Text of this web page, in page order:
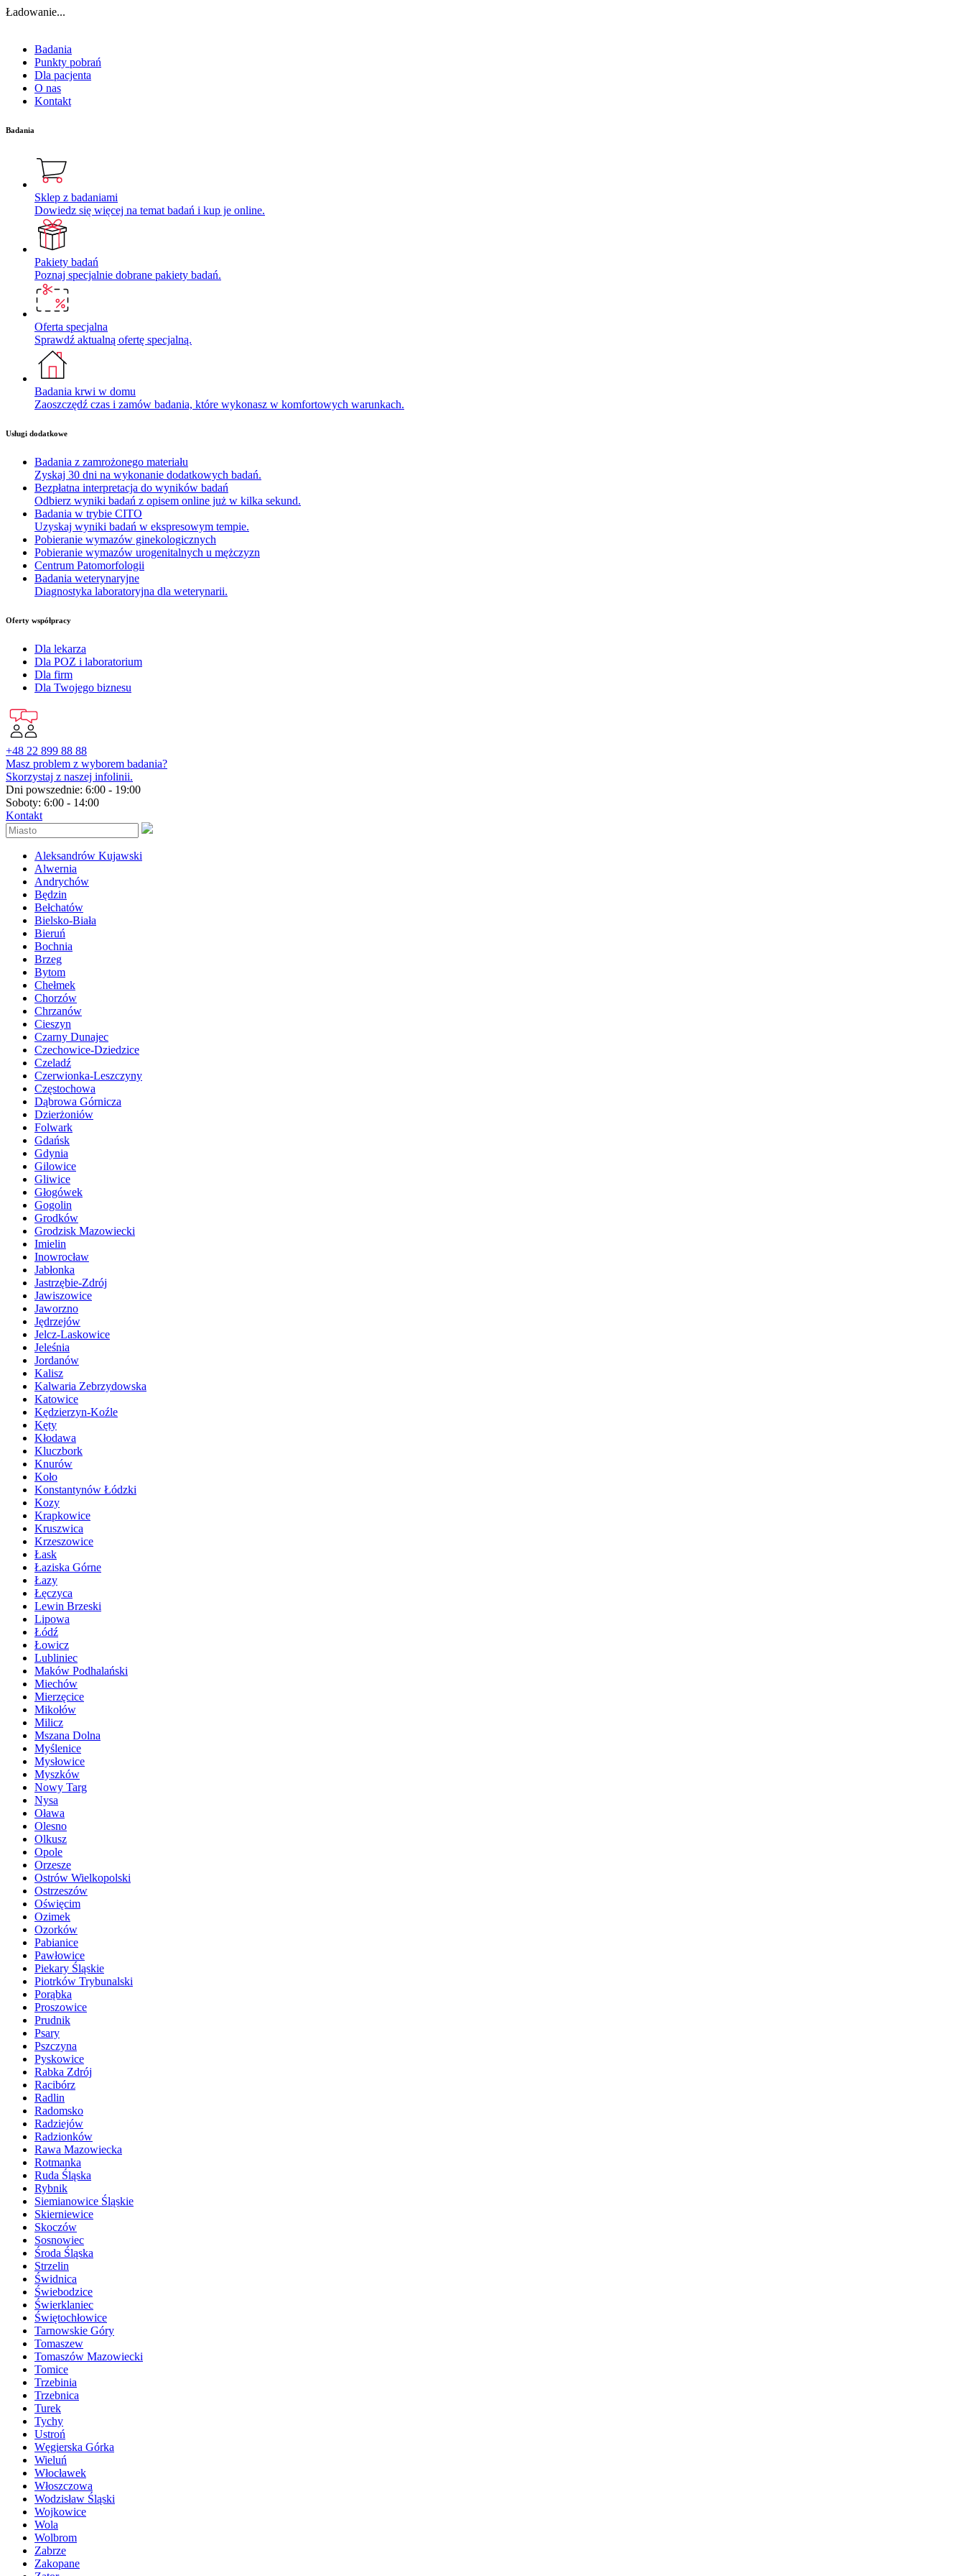
Ładowanie...
Badania
Punkty pobrań
Dla pacjenta
O nas
Kontakt
Badania
Sklep z badaniami
Dowiedz się więcej na temat badań i kup je online.
Pakiety badań
Poznaj specjalnie dobrane pakiety badań.
Oferta specjalna
Sprawdź aktualną ofertę specjalną.
Badania krwi w domu
Zaoszczędź czas i zamów badania, które wykonasz w komfortowych warunkach.
Usługi dodatkowe
Badania z zamrożonego materiału
Zyskaj 30 dni na wykonanie dodatkowych badań.
Bezpłatna interpretacja do wyników badań
Odbierz wyniki badań z opisem online już w kilka sekund.
Badania w trybie CITO
Uzyskaj wyniki badań w ekspresowym tempie.
Pobieranie wymazów ginekologicznych
Pobieranie wymazów urogenitalnych u mężczyzn
Centrum Patomorfologii
Badania weterynaryjne
Diagnostyka laboratoryjna dla weterynarii.
Oferty współpracy
Dla lekarza
Dla POZ i laboratorium
Dla firm
Dla Twojego biznesu
+48 22 899 88 88
Masz problem z wyborem badania?
Skorzystaj z naszej infolinii.
Dni powszednie: 6:00 - 19:00
Soboty: 6:00 - 14:00
Kontakt
Aleksandrów Kujawski
Alwernia
Andrychów
Będzin
Bełchatów
Bielsko-Biała
Bieruń
Bochnia
Brzeg
Bytom
Chełmek
Chorzów
Chrzanów
Cieszyn
Czarny Dunajec
Czechowice-Dziedzice
Czeladź
Czerwionka-Leszczyny
Częstochowa
Dąbrowa Górnicza
Dzierżoniów
Folwark
Gdańsk
Gdynia
Gilowice
Gliwice
Głogówek
Gogolin
Grodków
Grodzisk Mazowiecki
Imielin
Inowrocław
Jabłonka
Jastrzębie-Zdrój
Jawiszowice
Jaworzno
Jędrzejów
Jelcz-Laskowice
Jeleśnia
Jordanów
Kalisz
Kalwaria Zebrzydowska
Katowice
Kędzierzyn-Koźle
Kęty
Kłodawa
Kluczbork
Knurów
Koło
Konstantynów Łódzki
Kozy
Krapkowice
Kruszwica
Krzeszowice
Łask
Łaziska Górne
Łazy
Łęczyca
Lewin Brzeski
Lipowa
Łódź
Łowicz
Lubliniec
Maków Podhalański
Miechów
Mierzęcice
Mikołów
Milicz
Mszana Dolna
Myślenice
Mysłowice
Myszków
Nowy Targ
Nysa
Oława
Olesno
Olkusz
Opole
Orzesze
Ostrów Wielkopolski
Ostrzeszów
Oświęcim
Ozimek
Ozorków
Pabianice
Pawłowice
Piekary Śląskie
Piotrków Trybunalski
Porąbka
Proszowice
Prudnik
Psary
Pszczyna
Pyskowice
Rabka Zdrój
Racibórz
Radlin
Radomsko
Radziejów
Radzionków
Rawa Mazowiecka
Rotmanka
Ruda Śląska
Rybnik
Siemianowice Śląskie
Skierniewice
Skoczów
Sosnowiec
Środa Śląska
Strzelin
Świdnica
Świebodzice
Świerklaniec
Świętochłowice
Tarnowskie Góry
Tomaszew
Tomaszów Mazowiecki
Tomice
Trzebinia
Trzebnica
Turek
Tychy
Ustroń
Węgierska Górka
Wieluń
Włocławek
Włoszczowa
Wodzisław Śląski
Wojkowice
Wola
Wolbrom
Zabrze
Zakopane